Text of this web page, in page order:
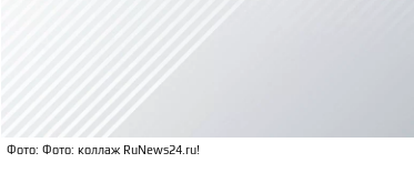
Фото: Фото: коллаж RuNews24.ru!